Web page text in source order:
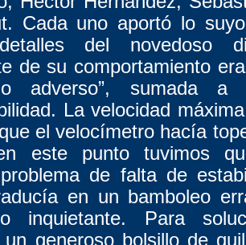
Cada uno aportó lo
del novedoso
de su comportamiento
adverso”, sumada a
La velocidad
el velocímetro hacía
este punto tuvimos
de falta de
en un bamboleo
inquietante. Para
un generoso bolsillo de